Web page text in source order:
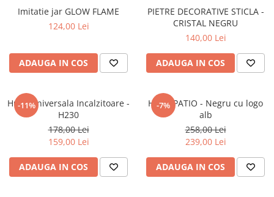
Imitatie jar GLOW FLAME
124,00 Lei
ADAUGA IN COS
PIETRE DECORATIVE STICLA -
CRISTAL NEGRU
140,00 Lei
ADAUGA IN COS
-11%
Husa Universala Incalzitoare -
H230
178,00 Lei
159,00 Lei
ADAUGA IN COS
-7%
HUSA PATIO - Negru cu logo
alb
258,00 Lei
239,00 Lei
ADAUGA IN COS